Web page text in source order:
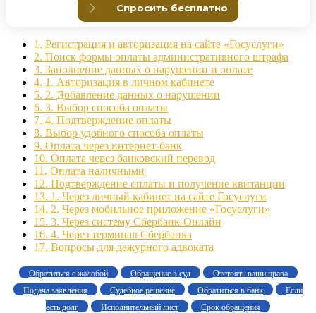
1. Регистрация и авторизация на сайте «Госуслуги»
2. Поиск формы оплаты административного штрафа
3. Заполнение данных о нарушении и оплате
4. 1. Авторизация в личном кабинете
5. 2. Добавление данных о нарушении
6. 3. Выбор способа оплаты
7. 4. Подтверждение оплаты
8. Выбор удобного способа оплаты
9. Оплата через интернет-банк
10. Оплата через банковский перевод
11. Оплата наличными
12. Подтверждение оплаты и получение квитанции
13. 1. Через личный кабинет на сайте Госуслуги
14. 2. Через мобильное приложение «Госуслуги»
15. 3. Через систему Сбербанк-Онлайн
16. 4. Через терминал Сбербанка
17. Вопросы для дежурного адвоката
Обратиться с жалобой Обращение в суд
Отстоять ваши права
Подача заявления
Судебное решение Обратиться в банк
Если
есть долг
Исполнительный лист Срок обращения